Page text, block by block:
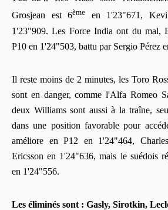
Grosjean est 6ème en 1'23"671,
1'23"909. Les Force India ont du mal,
P10 en 1'24"503, battu par Sergio Pérez
Il reste moins de 2 minutes, les Toro
sont en danger, comme l'Alfa Romeo
deux Williams sont aussi à la traîne,
dans une position favorable pour
améliore en P12 en 1'24"464,
Ericsson en 1'24"636, mais le suédois
en 1'24"556.
Les éliminés sont : Gasly, Sirotkin,